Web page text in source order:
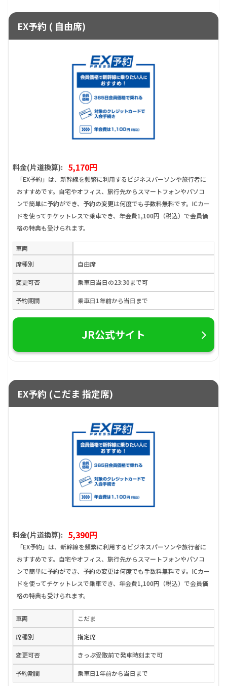
EX予約 ( 自由席)
料金(片道換算): 5,170円
「EX予約」は、新幹線を頻繁に利用するビジネスパーソンや旅行者に
おすすめです。自宅やオフィス、旅行先からスマートフォンやパソコ
ンで簡単に予約ができ、予約の変更は何度でも手数料無料です。ICカー
ドを使ってチケットレスで乗車でき、年会費1,100円（税込）で会員価
格の特典も受けられます。
車両
席種別
自由席
変更可否 乗車日当日の23:30まで可
予約期間 乗車日1年前から当日まで
JR公式サイト
EX予約 (こだま 指定席)
料金(片道換算): 5,390円
「EX予約」は、新幹線を頻繁に利用するビジネスパーソンや旅行者に
おすすめです。自宅やオフィス、旅行先からスマートフォンやパソコ
ンで簡単に予約ができ、予約の変更は何度でも手数料無料です。ICカー
ドを使ってチケットレスで乗車でき、年会費1,100円（税込）で会員価
格の特典も受けられます。
車両 こだま
席種別 指定席
変更可否 きっぷ受取前で発車時刻まで可
予約期間 乗車日1年前から当日まで